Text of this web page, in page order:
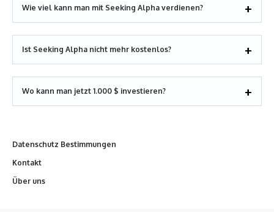
Wie viel kann man mit Seeking Alpha verdienen?
Ist Seeking Alpha nicht mehr kostenlos?
Wo kann man jetzt 1.000 $ investieren?
Datenschutz Bestimmungen
Kontakt
Über uns